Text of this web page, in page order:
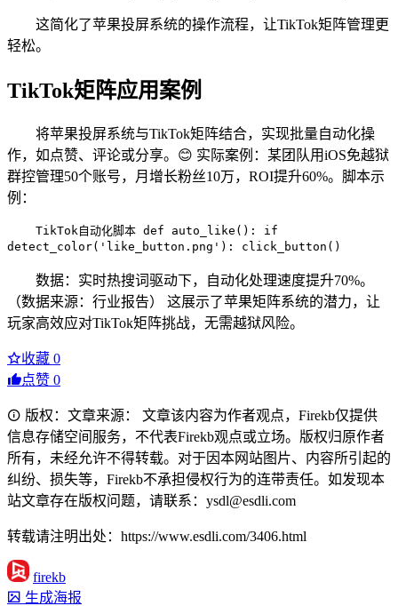
这简化了苹果投屏系统的操作流程，让TikTok矩阵管理更
轻松。
TikTok矩阵应用案例
将苹果投屏系统与TikTok矩阵结合，实现批量自动化操
作，如点赞、评论或分享。😊 实际案例：某团队用iOS免越狱
群控管理50个账号，月增长粉丝10万，ROI提升60%。脚本示
例：
TikTok自动化脚本 def auto_like(): if
detect_color('like_button.png'): click_button()
数据：实时热搜词驱动下，自动化处理速度提升70%。
（数据来源：行业报告） 这展示了苹果矩阵系统的潜力，让
玩家高效应对TikTok矩阵挑战，无需越狱风险。
收藏 0
点赞 0
版权：文章来源： 文章该内容为作者观点，Firekb仅提供
信息存储空间服务，不代表Firekb观点或立场。版权归原作者
所有，未经允许不得转载。对于因本网站图片、内容所引起的
纠纷、损失等，Firekb不承担侵权行为的连带责任。如发现本
站文章存在版权问题，请联系：ysdl@esdli.com
转载请注明出处：https://www.esdli.com/3406.html
firekb
生成海报